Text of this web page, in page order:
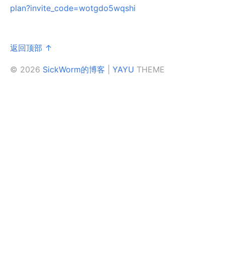
plan?invite_code=wotgdo5wqshi
返回顶部 ↑
© 2026 SickWorm的博客 YAYU THEME